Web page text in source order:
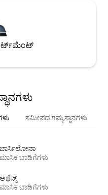
ಸಮೀಪದ ಗಮ್ಯಸ್ಥಾನಗಳು
ಬಾರ್ಸಿಲೋನಾ
ಮಾಸಿಕ ಬಾಡಿಗೆಗಳು
ಅಥೆನ್ಸ್
ಮಾಸಿಕ ಬಾಡಿಗೆಗಳು